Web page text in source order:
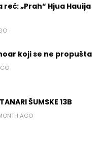
„Prah“ Hjua Hauija
koji se ne propušta
ŠUMSKE 13B
AGO